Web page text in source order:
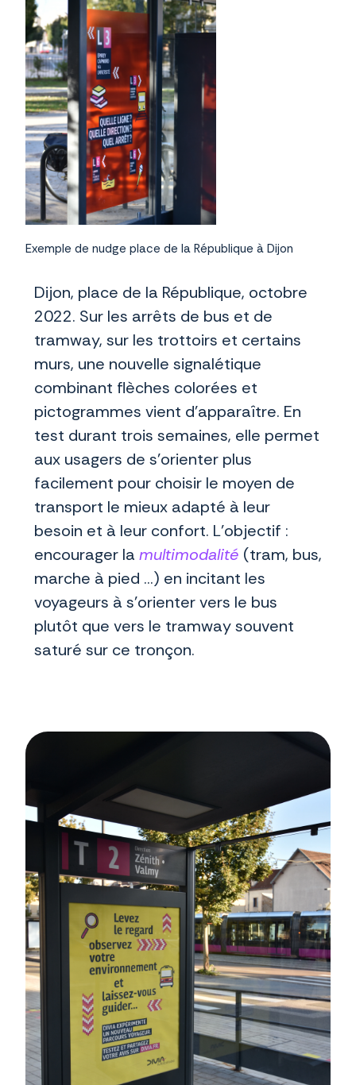
Exemple de nudge place de la République à Dijon
Dijon, place de la République, octobre
2022. Sur les arrêts de bus et de
tramway, sur les trottoirs et certains
murs, une nouvelle signalétique
combinant flèches colorées et
pictogrammes vient d’apparaître. En
test durant trois semaines, elle permet
aux usagers de s’orienter plus
facilement pour choisir le moyen de
transport le mieux adapté à leur
besoin et à leur confort. L’objectif :
encourager la multimodalité (tram, bus,
marche à pied …) en incitant les
voyageurs à s’orienter vers le bus
plutôt que vers le tramway souvent
saturé sur ce tronçon.